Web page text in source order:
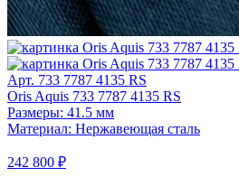
Арт. 733 7787 4135 RS
Oris Aquis 733 7787 4135 RS
Размеры: 41.5 мм
Материал: Нержавеющая сталь
242 800 ₽